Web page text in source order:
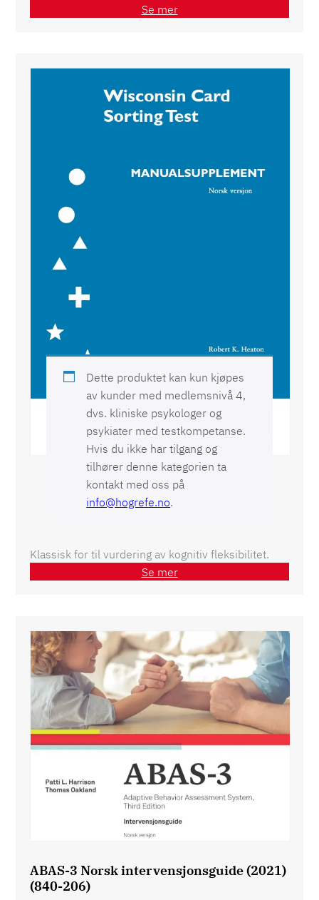
Se mer
WCST® Wisconsin Card Sorting Test
Dette produktet kan kun kjøpes
av kunder med medlemsnivå 4,
dvs. kliniske psykologer og
psykiater med testkompetanse.
Hvis du ikke har tilgang og
tilhører denne kategorien ta
kontakt med oss på
info@hogrefe.no.
Klassisk for til vurdering av kognitiv fleksibilitet.
Se mer
ABAS-3 Norsk intervensjonsguide (2021)
(840-206)